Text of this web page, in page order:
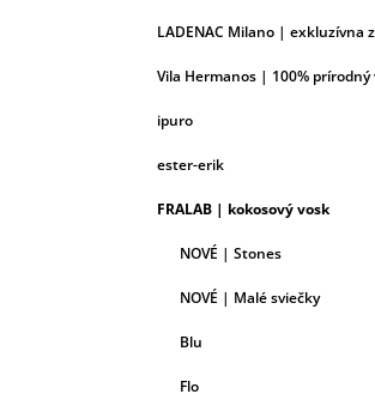
LADENAC Milano | exkluzívna
Vila Hermanos | 100% prírodný
ipuro
ester-erik
FRALAB | kokosový vosk
NOVÉ | Stones
NOVÉ | Malé sviečky
Blu
Flo